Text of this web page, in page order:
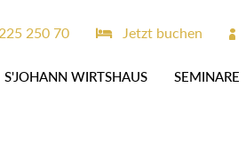
S'JOHANN WIRTSHAUS SEMINARE
250 70 Jetzt buchen